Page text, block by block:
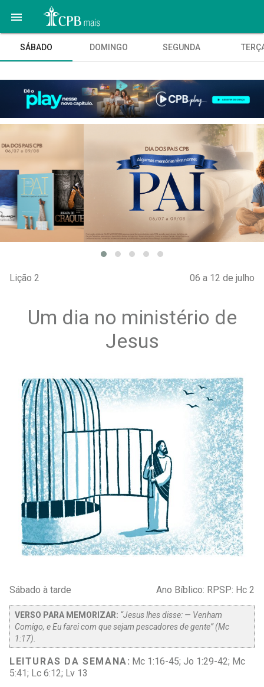

SÁBADO DOMINGO SEGUNDA
Lição 2 06 a 12 de julho
Um dia no ministério de
Jesus
Sábado à tarde Ano Bíblico: RPSP: Hc 2
VERSO PARA MEMORIZAR: “Jesus lhes disse: — Venham
Comigo, e Eu farei com que sejam pescadores de gente” (Mc
1:17).
LEITURAS DA SEMANA: Mc 1:16-45; Jo 1:29-42; Mc
5:41; Lc 6:12; Lv 13